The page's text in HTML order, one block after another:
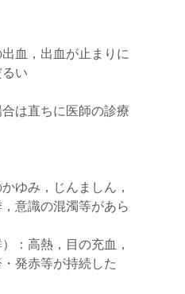
血，出血が止まりに
い
は直ちに医師の診療
ゆみ，じんましん，
意識の混濁等があら
：高熱，目の充血，
発赤等が持続した